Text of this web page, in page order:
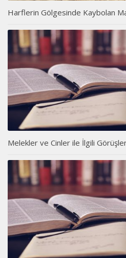
Harflerin Gölgesinde Kaybolan
Melekler ve Cinler ile İlgili